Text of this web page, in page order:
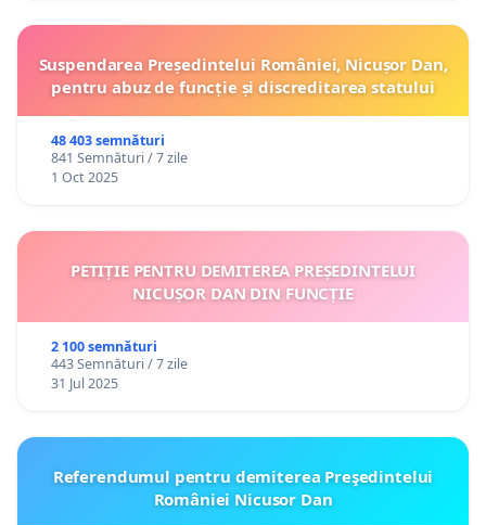
Suspendarea Președintelui României, Nicușor Dan,
pentru abuz de funcție și discreditarea statului
48 403 semnături
841 Semnături / 7 zile
1 Oct 2025
PETIȚIE PENTRU DEMITEREA PREȘEDINTELUI
NICUȘOR DAN DIN FUNCȚIE
2 100 semnături
443 Semnături / 7 zile
31 Jul 2025
Referendumul pentru demiterea Preşedintelui
României Nicusor Dan